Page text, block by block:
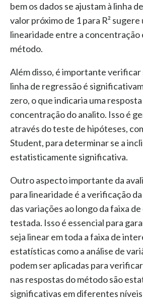
bem os dados se ajustam à linha
valor próximo de 1 para R² sugere
linearidade entre a concentração
método.
Além disso, é importante verificar
linha de regressão é
zero, o que indicaria uma
concentração do analito. Isso é
através do teste de hipóteses,
Student, para determinar se a
estatisticamente significativa.
Outro aspecto importante da
para linearidade é a verificação
das variações ao longo da faixa
testada. Isso é essencial para
seja linear em toda a faixa de
estatísticas como a análise de
podem ser aplicadas para
nas respostas do método são
significativas em diferentes